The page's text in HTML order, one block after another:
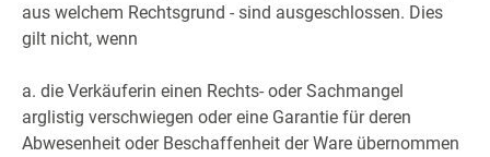
aus welchem Rechtsgrund - sind ausgeschlossen. Dies
gilt nicht, wenn
a. die Verkäuferin einen Rechts- oder Sachmangel
arglistig verschwiegen oder eine Garantie für deren
Abwesenheit oder Beschaffenheit der Ware übernommen